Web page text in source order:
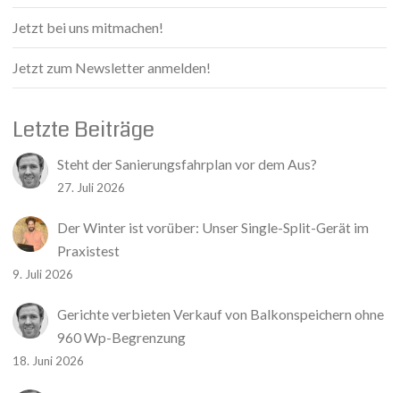
Jetzt bei uns mitmachen!
Jetzt zum Newsletter anmelden!
Letzte Beiträge
Steht der Sanierungsfahrplan vor dem Aus?
27. Juli 2026
Der Winter ist vorüber: Unser Single-Split-Gerät im
Praxistest
9. Juli 2026
Gerichte verbieten Verkauf von Balkonspeichern ohne
960 Wp-Begrenzung
18. Juni 2026